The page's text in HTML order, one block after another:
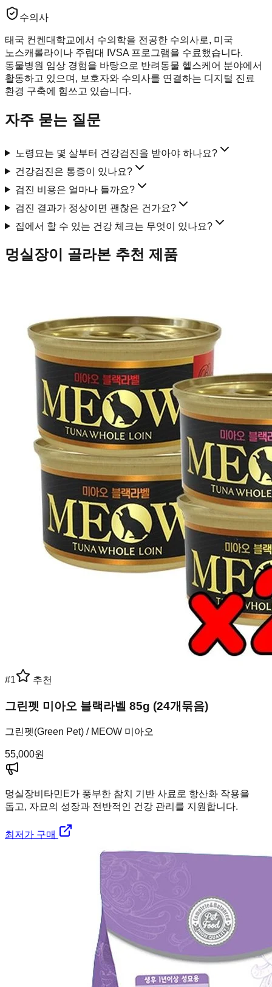
수의사
태국 컨켄대학교에서 수의학을 전공한 수의사로, 미국
노스캐롤라이나 주립대 IVSA 프로그램을 수료했습니다.
동물병원 임상 경험을 바탕으로 반려동물 헬스케어 분야에서
활동하고 있으며, 보호자와 수의사를 연결하는 디지털 진료
환경 구축에 힘쓰고 있습니다.
자주 묻는 질문
노령묘는 몇 살부터 건강검진을 받아야 하나요?
건강검진은 통증이 있나요?
검진 비용은 얼마나 들까요?
검진 결과가 정상이면 괜찮은 건가요?
집에서 할 수 있는 건강 체크는 무엇이 있나요?
멍실장이 골라본 추천 제품
#1 추천
그린펫 미아오 블랙라벨 85g (24개묶음)
그린펫(Green Pet) / MEOW 미아오
55,000원
멍실장비타민E가 풍부한 참치 기반 사료로 항산화 작용을
돕고, 자묘의 성장과 전반적인 건강 관리를 지원합니다.
최저가 구매